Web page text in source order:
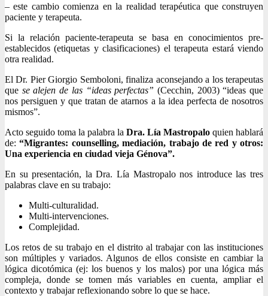
– este cambio comienza en la realidad terapéutica que construyen
paciente y terapeuta.
Si la relación paciente-terapeuta se basa en conocimientos pre-
establecidos (etiquetas y clasificaciones) el terapeuta estará viendo
otra realidad.
El Dr. Pier Giorgio Semboloni, finaliza aconsejando a los terapeutas
que se alejen de las “ideas perfectas” (Cecchin, 2003) “ideas que
nos persiguen y que tratan de atarnos a la idea perfecta de nosotros
mismos”.
Acto seguido toma la palabra la Dra. Lía Mastropalo quien hablará
de:“Migrantes: counselling, mediación, trabajo de red y otros:
Una experiencia en ciudad vieja Génova”.
En su presentación, la Dra. Lía Mastropalo nos introduce las tres
palabras clave en su trabajo:
Multi-culturalidad.
Multi-intervenciones.
Complejidad.
Los retos de su trabajo en el distrito al trabajar con las instituciones
son múltiples y variados. Algunos de ellos consiste en cambiar la
lógica dicotómica (ej: los buenos y los malos) por una lógica más
compleja, donde se tomen más variables en cuenta, ampliar el
contexto y trabajar reflexionando sobre lo que se hace.